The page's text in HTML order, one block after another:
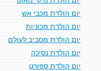
יום הולדת מכבי אש
יום הולדת מכוניות
יום הולדת מסביב לעולם
יום הולדת נסיכה
יום הולדת ספורט